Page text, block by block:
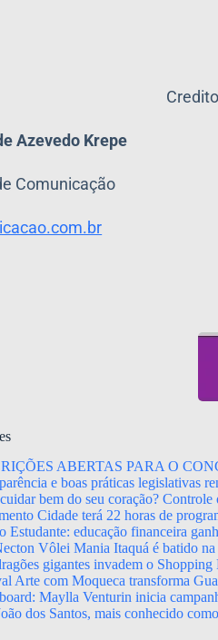
Azevedo Krepe
Comunicação
ABERTAS PARA O
e boas práticas legislativas
bem do seu coração? Controle
Cidade terá 22 horas de
Estudante: educação financeira
Vôlei Mania Itaquá é batido
gigantes invadem o
Arte com Moqueca transforma
Maylla Venturin inicia
dos Santos, mais conhecido